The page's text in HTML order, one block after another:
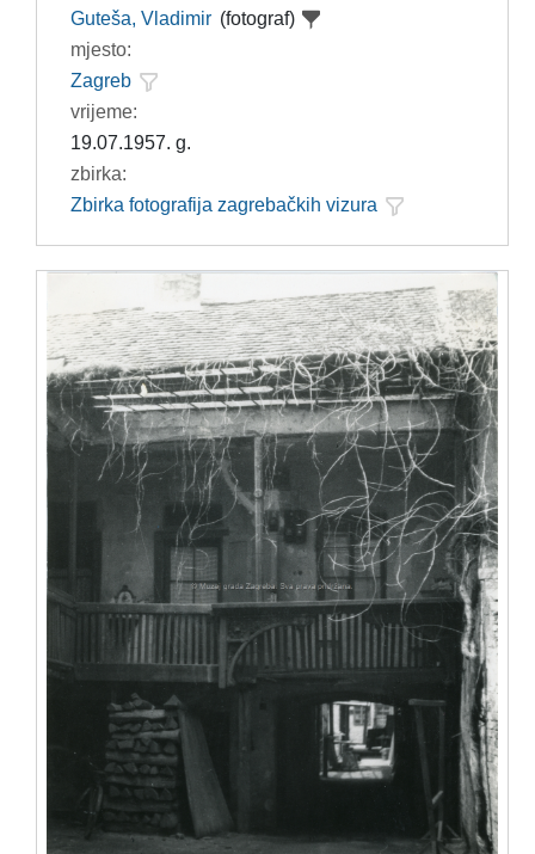
Guteša, Vladimir (fotograf)
mjesto:
Zagreb
vrijeme:
19.07.1957. g.
zbirka:
Zbirka fotografija zagrebačkih vizura